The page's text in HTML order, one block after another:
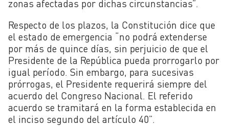
zonas afectadas por dichas circunstancias”.
Respecto de los plazos, la Constitución dice que
el estado de emergencia “no podrá extenderse
por más de quince días, sin perjuicio de que el
Presidente de la República pueda prorrogarlo por
igual período. Sin embargo, para sucesivas
prórrogas, el Presidente requerirá siempre del
acuerdo del Congreso Nacional. El referido
acuerdo se tramitará en la forma establecida en
el inciso segundo del artículo 40”.